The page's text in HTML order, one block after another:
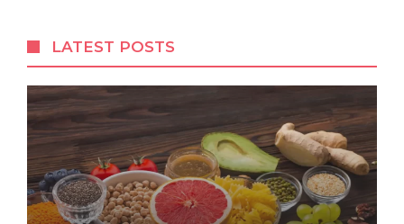
LATEST POSTS